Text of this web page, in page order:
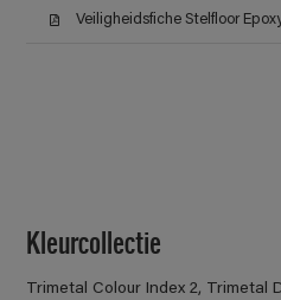
Veiligheidsfiche Stelfloor
Kleurcollectie
Trimetal Colour Index 2, Trimetal